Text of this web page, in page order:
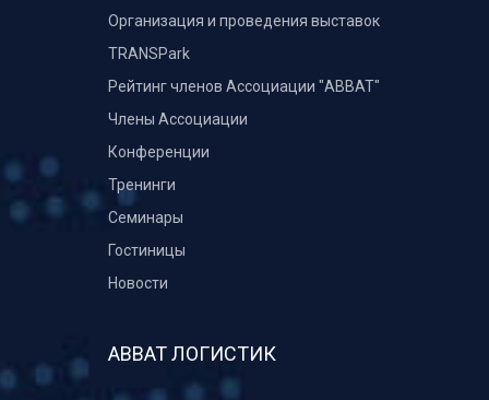
Организация и проведения выставок
TRANSPark
Рейтинг членов Ассоциации "АВВАТ"
Члены Ассоциации
Конференции
Тренинги
Семинары
Гостиницы
Новости
АВВАТ ЛОГИСТИК